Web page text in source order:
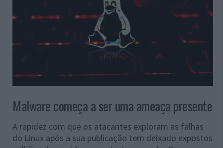
Malware começa a ser uma ameaça presente
A rapidez com que os atacantes exploram as falhas
do Linux após a sua publicação tem deixado expostos